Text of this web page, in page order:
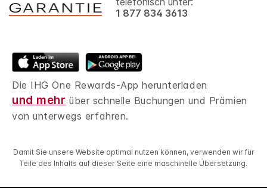
1 877 834 3613
Die IHG One Rewards-App herunterladen
und mehr über schnelle Buchungen und Prämien
von unterwegs erfahren.
Damit Sie unsere Website optimal nutzen können, verwenden wir für
Teile des Inhalts auf dieser Seite eine maschinelle Übersetzung.